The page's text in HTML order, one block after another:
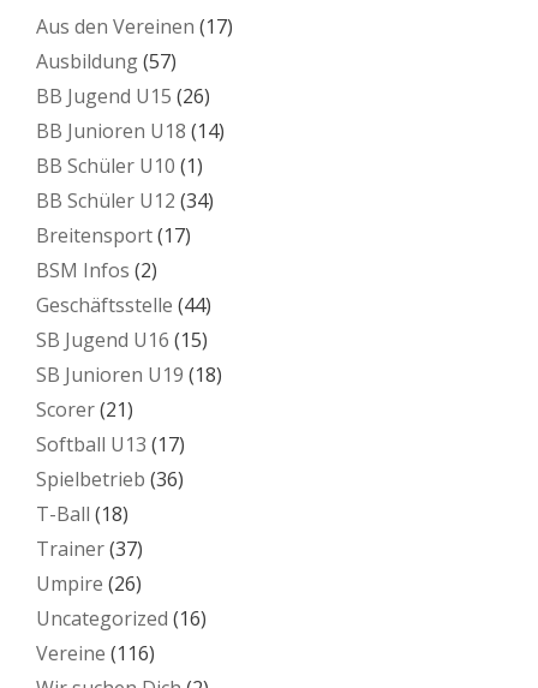
Aus den Vereinen (17)
Ausbildung(57)
BB Jugend U15 (26)
BB Junioren U18 (14)
BB Schüler U10 (1)
BB Schüler U12 (34)
Breitensport(17)
BSM Infos (2)
Geschäftsstelle (44)
SB Jugend U16 (15)
SB Junioren U19 (18)
Scorer(21)
Softball U13 (17)
Spielbetrieb (36)
T-Ball (18)
Trainer(37)
Umpire (26)
Uncategorized (16)
Vereine (116)